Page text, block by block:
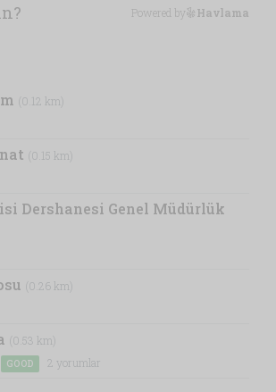
Powered by Havlama
(0.12 km)
(0.15 km)
Dershanesi Genel Müdürlük
(0.26 km)
(0.53 km)
GOOD 2 yorumlar